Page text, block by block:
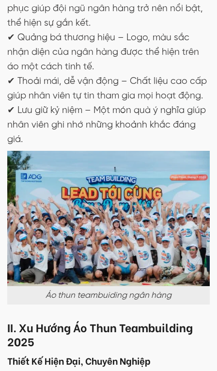
phục giúp đội ngũ ngân hàng trở nên nổi bật,
thể hiện sự gắn kết.
✔ Quảng bá thương hiệu – Logo, màu sắc
nhận diện của ngân hàng được thể hiện trên
áo một cách tinh tế.
✔ Thoải mái, dễ vận động – Chất liệu cao cấp
giúp nhân viên tự tin tham gia mọi hoạt động.
✔ Lưu giữ kỷ niệm – Một món quà ý nghĩa giúp
nhân viên ghi nhớ những khoảnh khắc đáng
giá.
Áo thun teambuiding ngân hàng
II. Xu Hướng Áo Thun Teambuilding
2025
Thiết Kế Hiện Đại, Chuyên Nghiệp